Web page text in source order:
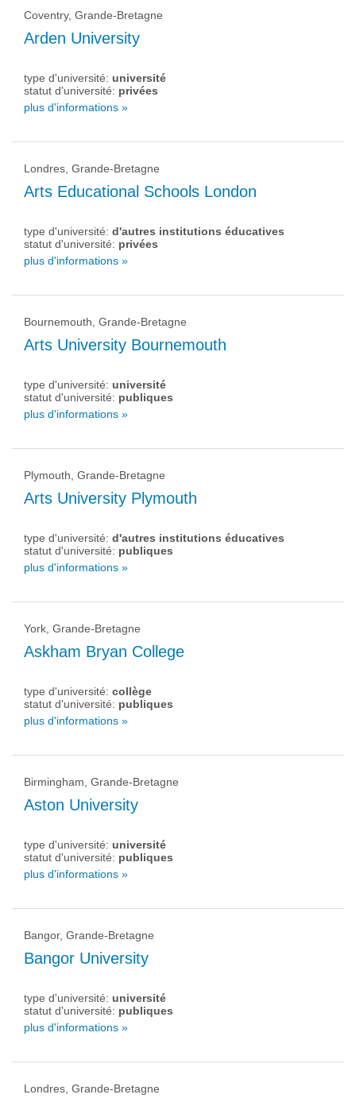
Coventry, Grande-Bretagne
Arden University
type d'université: université
statut d'université: privées
plus d'informations »
Londres, Grande-Bretagne
Arts Educational Schools London
type d'université: d'autres institutions éducatives
statut d'université: privées
plus d'informations »
Bournemouth, Grande-Bretagne
Arts University Bournemouth
type d'université: université
statut d'université: publiques
plus d'informations »
Plymouth, Grande-Bretagne
Arts University Plymouth
type d'université: d'autres institutions éducatives
statut d'université: publiques
plus d'informations »
York, Grande-Bretagne
Askham Bryan College
type d'université: collège
statut d'université: publiques
plus d'informations »
Birmingham, Grande-Bretagne
Aston University
type d'université: université
statut d'université: publiques
plus d'informations »
Bangor, Grande-Bretagne
Bangor University
type d'université: université
statut d'université: publiques
plus d'informations »
Londres, Grande-Bretagne